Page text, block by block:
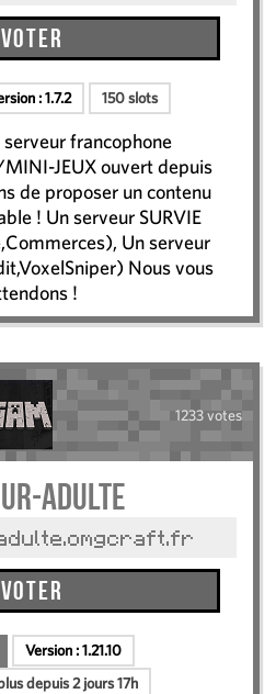
Voter
:1.7.2 150 slots
serveur francophone
MINI-JEUX ouvert depuis
de proposer un contenu
! Un serveur SURVIE
Un serveur
Nous vous
!
1233 votes
Adulte
Voter
Version :1.21.10
depuis 2 jours 17h